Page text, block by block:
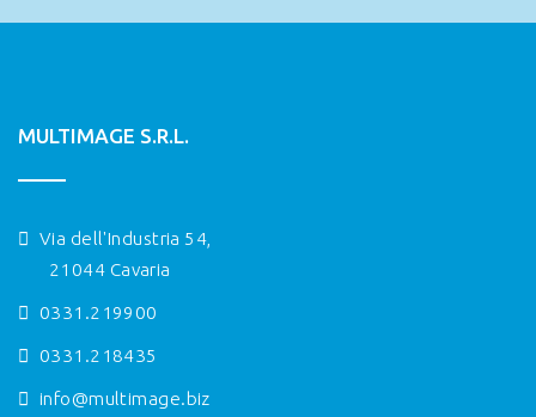
MULTIMAGE S.R.L.
Via dell'Industria 54,
21044 Cavaria
0331.219900
0331.218435
info@multimage.biz